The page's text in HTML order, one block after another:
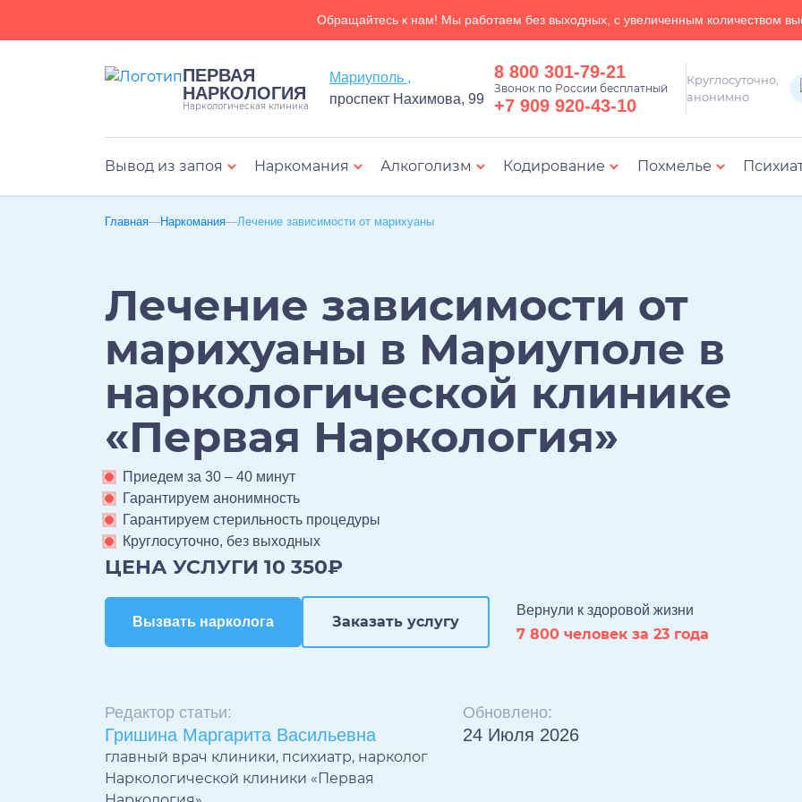
Обращайтесь к нам! Мы работаем без выходных, с увеличенным количеством
ПЕРВАЯ
НАРКОЛОГИЯ
Наркологическая клиника
Мариуполь ,
проспект Нахимова, 99
8 800 301-79-21
Звонок по России бесплатный
+7 909 920-43-10
Круглосуточно,
анонимно
Вывод из запоя Наркомания Алкоголизм Кодирование Похмелье
Главная Наркомания Лечение зависимости от марихуаны
Лечение зависимости от
марихуаны в Мариуполе в
наркологической клинике
«Первая Наркология»
Приедем за 30 – 40 минут
Гарантируем анонимность
Гарантируем стерильность процедуры
Круглосуточно, без выходных
ЦЕНА УСЛУГИ 10 350₽
Вызвать нарколога
Вызвать нарколога Заказать услугу
Вернули к здоровой жизни
7 800 человек за 23 года
Редактор статьи:
Гришина Маргарита Васильевна
главный врач клиники, психиатр, нарколог
Наркологической клиники «Первая
Обновлено:
24 Июля 2026